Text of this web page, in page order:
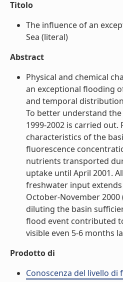
Titolo
The influence of an
Sea (literal)
Abstract
Physical and chemical
an exceptional flooding
and temporal
To better understand
1999-2002 is carried
characteristics of the
fluorescence
nutrients transported
uptake until April 2001.
freshwater input
October-November
diluting the basin
flood event contributed
visible even 5-6 months
Prodotto di
Conoscenza del livello